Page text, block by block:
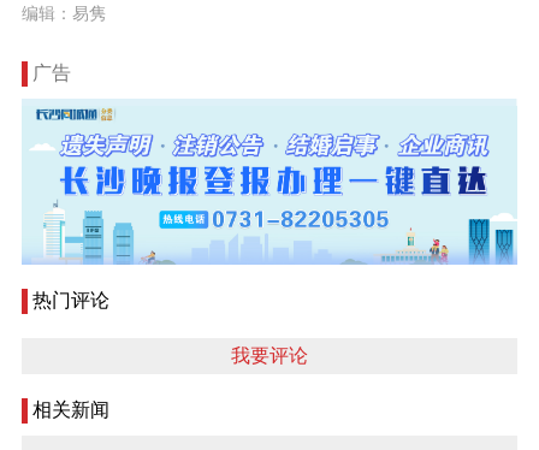
编辑：易隽
广告
热门评论
我要评论
相关新闻